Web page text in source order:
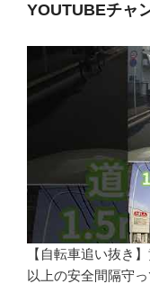
YOUTUBEチャ
【自転車追い抜き
以上の安全間隔守